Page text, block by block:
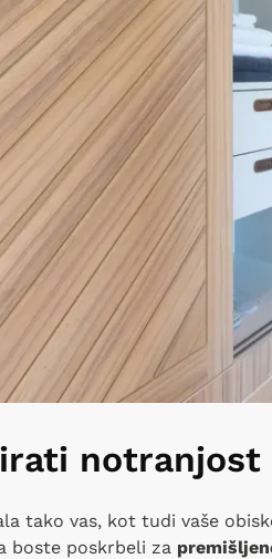
notranjost
tako vas, kot tudi vaše
boste poskrbeli za